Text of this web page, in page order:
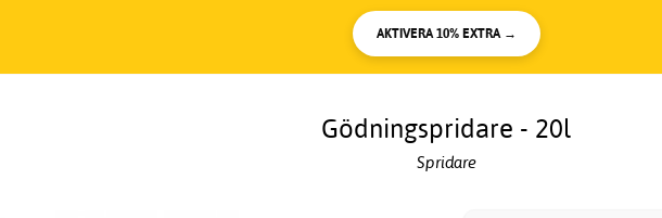
AKTIVERA 10% EXTRA →
Gödningspridare - 20l
Spridare